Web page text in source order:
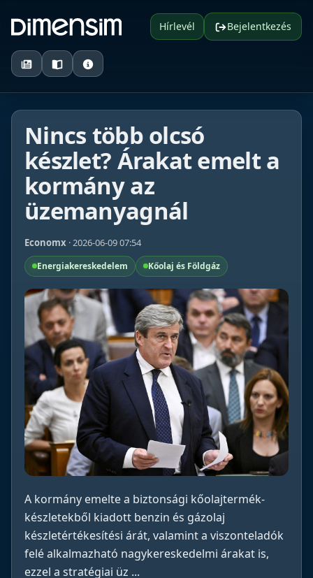
Hírlevél Bejelentkezés
Nincs több olcsó
készlet? Árakat emelt a
kormány az
üzemanyagnál
Economx · 2026-06-09 07:54
Energiakereskedelem Kőolaj és Földgáz
A kormány emelte a biztonsági kőolajtermék-
készletekből kiadott benzin és gázolaj
készletértékesítési árát, valamint a viszonteladók
felé alkalmazható nagykereskedelmi árakat is,
ezzel a stratégiai üz ...